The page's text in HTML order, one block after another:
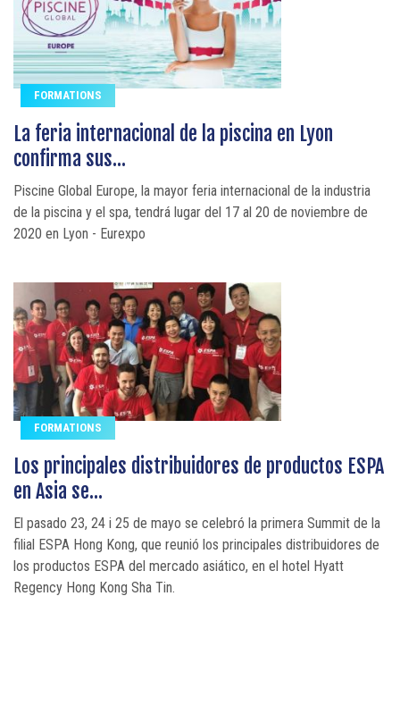
FORMATIONS
La feria internacional de la piscina en Lyon
confirma sus...
Piscine Global Europe, la mayor feria internacional de la industria
de la piscina y el spa, tendrá lugar del 17 al 20 de noviembre de
2020 en Lyon - Eurexpo
FORMATIONS
Los principales distribuidores de productos ESPA
en Asia se...
El pasado 23, 24 i 25 de mayo se celebró la primera Summit de la
filial ESPA Hong Kong, que reunió los principales distribuidores de
los productos ESPA del mercado asiático, en el hotel Hyatt
Regency Hong Kong Sha Tin.